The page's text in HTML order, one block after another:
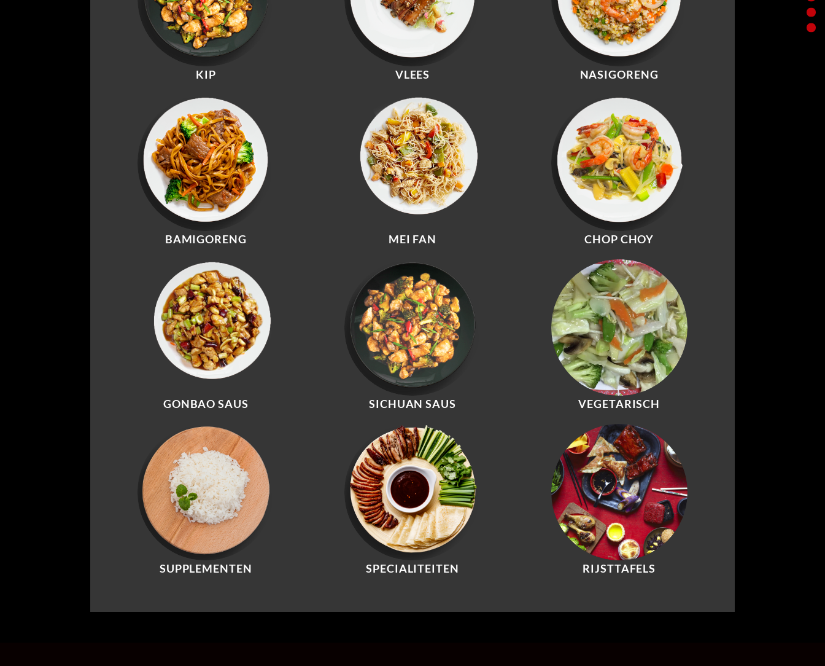
KIP VLEES NASIGORENG
BAMIGORENG MEI FAN CHOP CHOY
GONBAO SAUS SICHUAN SAUS VEGETARISCH
SUPPLEMENTEN SPECIALITEITEN RIJSTTAFELS